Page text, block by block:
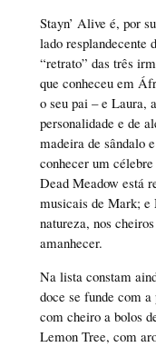
Stayn’ Alive é, por
lado resplandecente
“retrato” das três
que conheceu em
o seu pai – e Laura,
personalidade e de
madeira de sândalo
conhecer um
Dead Meadow está
musicais de Mark; e
natureza, nos
amanhecer.
Na lista constam
doce se funde com
com cheiro a bolos
Lemon Tree, com